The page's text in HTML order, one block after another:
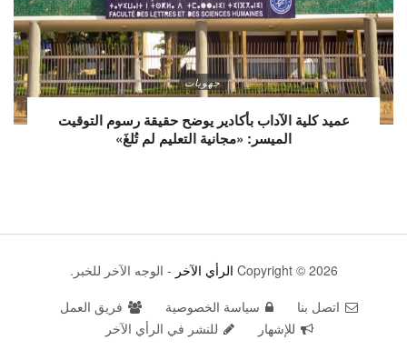
جهويات
عميد كلية الآداب بأكادير يوضح حقيقة رسوم التوقيت
الميسر: «مجانية التعليم لم تُلغَ»
Copyright © 2026 الرأي الآخر - الوجه الآخر للخبر.
اتصل بنا
سياسة الخصوصية
فريق العمل
للإشهار
للنشر في الرأي الآخر